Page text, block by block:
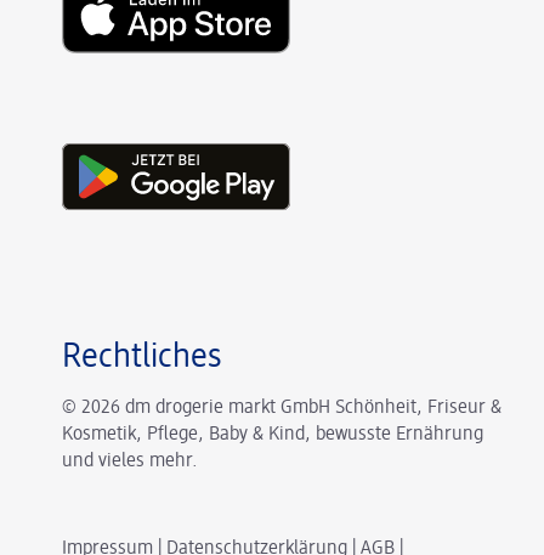
Rechtliches
© 2026 dm drogerie markt GmbH Schönheit, Friseur &
Kosmetik, Pflege, Baby & Kind, bewusste Ernährung
und vieles mehr.
Impressum Datenschutzerklärung AGB